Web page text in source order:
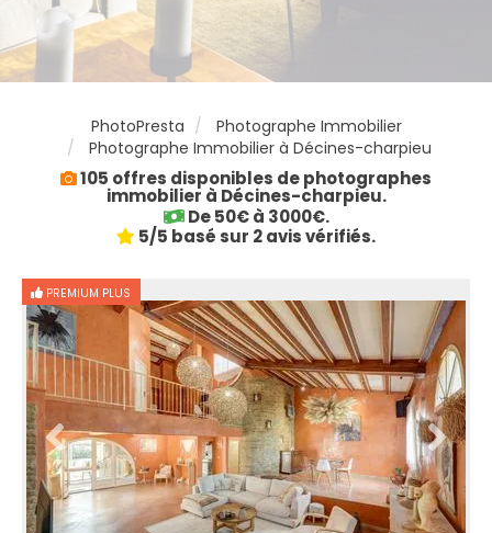
PhotoPresta
Photographe Immobilier
Photographe Immobilier à Décines-charpieu
105 offres disponibles de photographes
immobilier à Décines-charpieu.
De 50€ à 3000€.
5/5 basé sur 2 avis vérifiés.
PREMIUM PLUS